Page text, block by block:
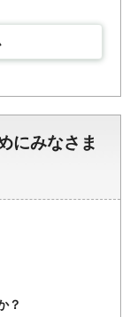
にみなさま
？